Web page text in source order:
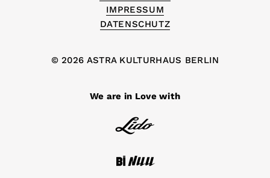
IMPRESSUM
DATENSCHUTZ
© 2026 ASTRA KULTURHAUS BERLIN
We are in Love with